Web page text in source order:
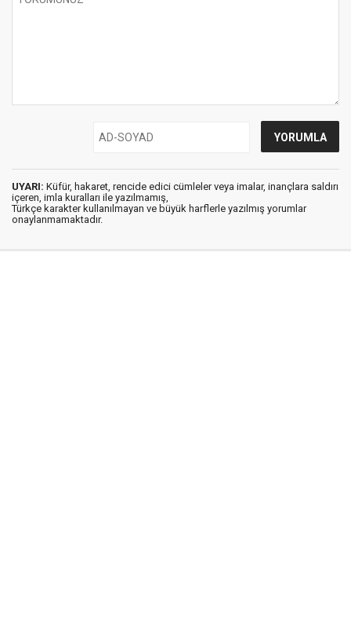
UYARI: Küfür, hakaret, rencide edici cümleler veya imalar, inançlara saldırı
içeren, imla kuralları ile yazılmamış,
Türkçe karakter kullanılmayan ve büyük harflerle yazılmış yorumlar
onaylanmamaktadır.